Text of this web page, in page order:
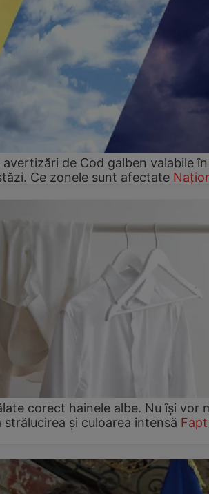
de Cod galben valabile în
Ce zonele sunt afectate
corect hainele albe. Nu își vor
și culoarea intensă Fapt